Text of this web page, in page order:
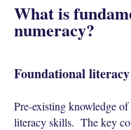
What is
numeracy?
Foundational literacy
Pre-existing knowledge
literacy skills. The key